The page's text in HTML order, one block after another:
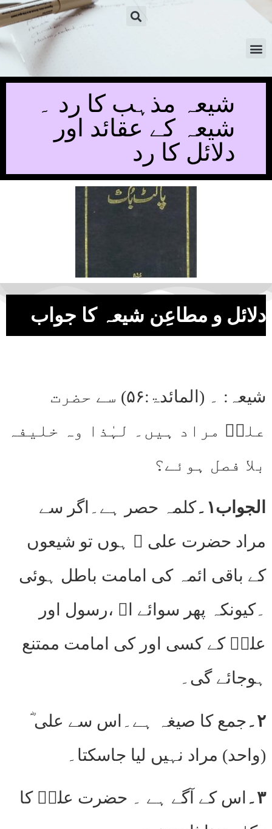
شیعہ مذہب کا رد ۔
شیعہ کے عقائد اور
دلائل کا رد
دلائل و مطاعِن شیعہ کا جواب
شیعہ: ۔ (المائدۃ:۵۶) سے حضرت
علیؓ مراد ہیں۔ لہٰذا وہ خلیفہ
بلا فصل ہوئے؟
الجواب۱۔
کلمہ حصر ہے۔اگر سے
مراد حضرت علی ؓ ہوں تو شیعوں
کے باقی ائمہ کی امامت باطل ہوئی
۔کیونکہ پھر سوائے اﷲ ،رسول اور
علیؓ کے کسی اور کی امامت ممتنع
ہوجائے گی۔
۲۔
جمع کا صیغہ ہے۔اس سے علی ؓ
(واحد) مراد نہیں لیا جاسکتا۔
۳۔
اس کے آگے ہے ۔ حضرت علیؓ کا